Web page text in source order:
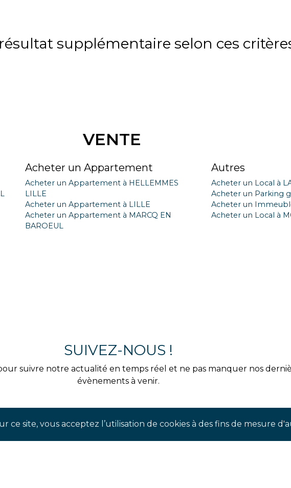
ce site, vous acceptez l’utilisation de cookies à des fins de mesure
supplémentaire selon ces
VENTE
Acheter un Appartement
Acheter un Appartement à HELLEMMES
LILLE
Acheter un Appartement à LILLE
Acheter un Appartement à MARCQ EN
BAROEUL
Autres
Acheter un Local à
Acheter un Parking
Acheter un
Acheter un Local à
SUIVEZ-NOUS !
suivre notre actualité en temps réel et ne pas manquer nos
évènements à venir.